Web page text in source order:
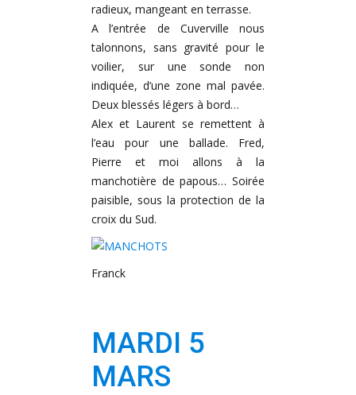
radieux, mangeant en terrasse.
A l’entrée de Cuverville nous
talonnons, sans gravité pour le
voilier, sur une sonde non
indiquée, d’une zone mal pavée.
Deux blessés légers à bord…
Alex et Laurent se remettent à
l’eau pour une ballade. Fred,
Pierre et moi allons à la
manchotière de papous… Soirée
paisible, sous la protection de la
croix du Sud.
Franck
MARDI 5
MARS